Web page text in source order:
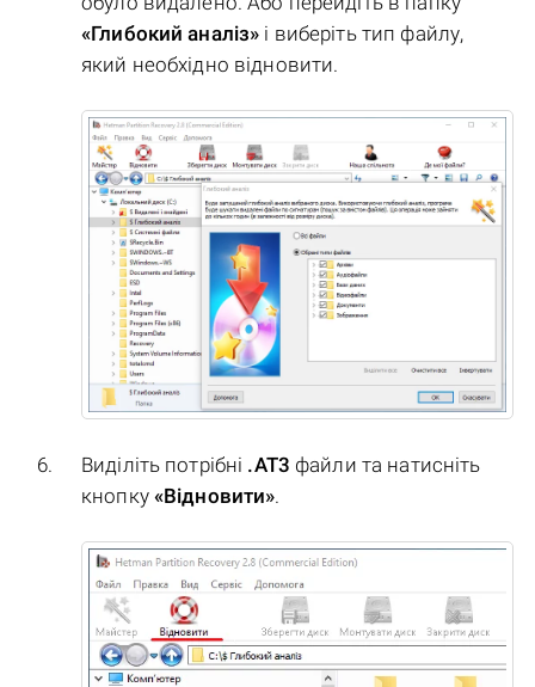
«Глибокий аналіз» і виберіть тип файлу,
який необхідно відновити.
Виділіть потрібні .AT3 файли та натисніть
кнопку «Відновити».